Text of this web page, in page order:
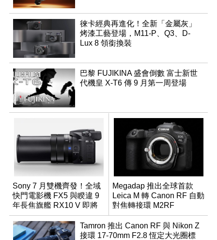
徠卡經典再進化！全新「金屬灰」
烤漆工藝登場，M11-P、Q3、D-
Lux 8 領銜換裝
巴黎 FUJIKINA 盛會倒數 富士新世
代機皇 X-T6 傳 9 月第一周登場
Sony 7 月雙機齊發！全域
快門電影機 FX5 與睽違 9
年長焦旗艦 RX10 V 即將
登場
Megadap 推出全球首款
Leica M 轉 Canon RF 自動
對焦轉接環 M2RF
Tamron 推出 Canon RF 與 Nikon Z
接環 17-70mm F2.8 恆定大光圈標